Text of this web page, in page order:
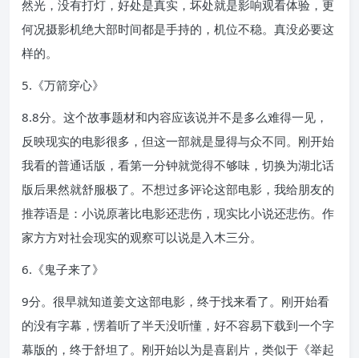
然光，没有打灯，好处是真实，坏处就是影响观看体验，更
何况摄影机绝大部时间都是手持的，机位不稳。真没必要这
样的。
5.《万箭穿心》
8.8分。这个故事题材和内容应该说并不是多么难得一见，
反映现实的电影很多，但这一部就是显得与众不同。刚开始
我看的普通话版，看第一分钟就觉得不够味，切换为湖北话
版后果然就舒服极了。不想过多评论这部电影，我给朋友的
推荐语是：小说原著比电影还悲伤，现实比小说还悲伤。作
家方方对社会现实的观察可以说是入木三分。
6.《鬼子来了》
9分。很早就知道姜文这部电影，终于找来看了。刚开始看
的没有字幕，愣着听了半天没听懂，好不容易下载到一个字
幕版的，终于舒坦了。刚开始以为是喜剧片，类似于《举起